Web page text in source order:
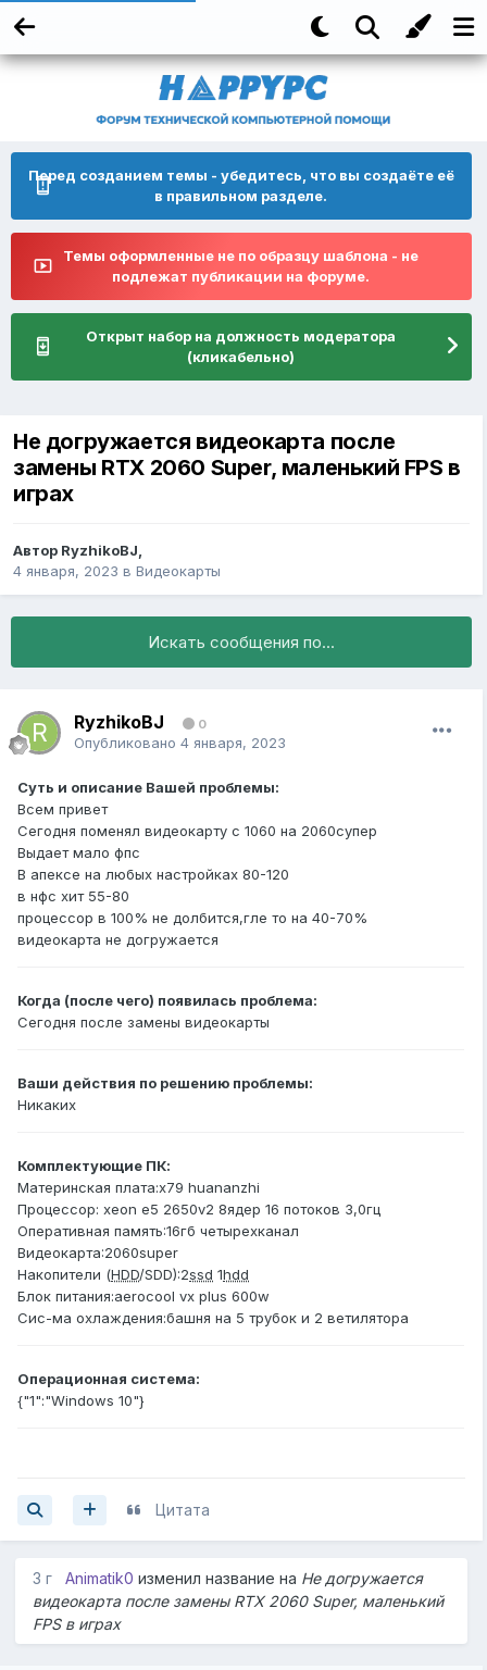
Перед созданием темы - убедитесь, что вы создаёте её
в правильном разделе.
Темы оформленные не по образцу шаблона - не
подлежат публикации на форуме.
Открыт набор на должность модератора
(кликабельно)
Не догружается видеокарта после
замены RTX 2060 Super, маленький FPS в
играх
Автор RyzhikoBJ,
4 января, 2023 в Видеокарты
Искать сообщения по...
RyzhikoBJ 0
Опубликовано 4 января, 2023
Суть и описание Вашей проблемы:
Всем привет
Сегодня поменял видеокарту с 1060 на 2060супер
Выдает мало фпс
В апексе на любых настройках 80-120
в нфс хит 55-80
процессор в 100% не долбится,гле то на 40-70%
видеокарта не догружается
Когда (после чего) появилась проблема:
Сегодня после замены видеокарты
Ваши действия по решению проблемы:
Никаких
Комплектующие ПК:
Материнская плата:x79 huananzhi
Процессор: xeon e5 2650v2 8ядер 16 потоков 3,0гц
Оперативная память:16гб четырехканал
Видеокарта:2060super
Накопители (HDD/SDD):2ssd 1hdd
Блок питания:aerocool vx plus 600w
Сис-ма охлаждения:башня на 5 трубок и 2 ветилятора
Операционная система:
{"1":"Windows 10"}
Цитата
3 г Animatik0 изменил название на Не догружается
видеокарта после замены RTX 2060 Super, маленький
FPS в играх